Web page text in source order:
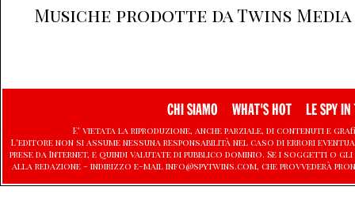
Musiche prodotte da Twins
CHI SIAMO WHAT'S HOT LE SPY IN
E' vietata la riproduzione, anche parziale, di contenuti e
L'editore non si assume nessuna responsabilità nel caso di errori
prese da Internet, e quindi valutate di pubblico dominio. Se i soggetti
alla redazione - indirizzo e-mail info@spytwins.com, che provvederà